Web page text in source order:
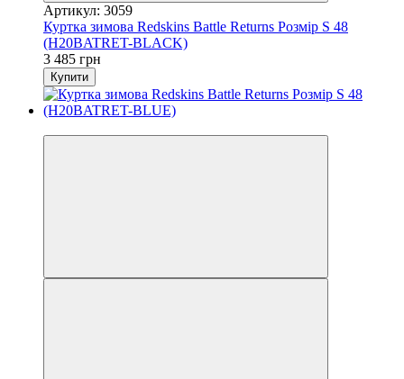
Артикул: 3059
Куртка зимова Redskins Battle Returns Розмір S 48
(H20BATRET-BLACK)
3 485 грн
Купити